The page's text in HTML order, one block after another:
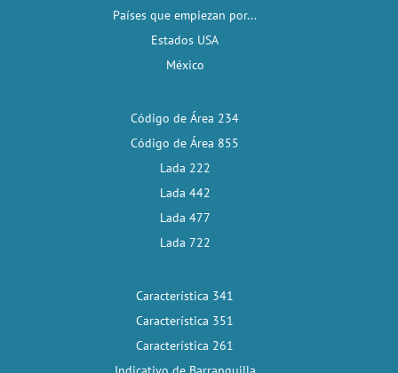
Países que empiezan por...
Estados USA
México
Código de Área 234
Código de Área 855
Lada 222
Lada 442
Lada 477
Lada 722
Característica 341
Característica 351
Característica 261